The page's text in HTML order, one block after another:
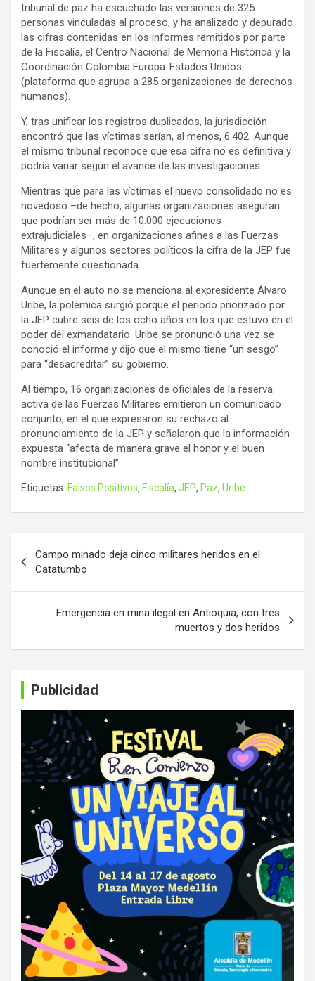
tribunal de paz ha escuchado las versiones de 325
personas vinculadas al proceso, y ha analizado y depurado
las cifras contenidas en los informes remitidos por parte
de la Fiscalía, el Centro Nacional de Memoria Histórica y la
Coordinación Colombia Europa-Estados Unidos
(plataforma que agrupa a 285 organizaciones de derechos
humanos).
Y, tras unificar los registros duplicados, la jurisdicción
encontró que las víctimas serían, al menos, 6.402. Aunque
el mismo tribunal reconoce que esa cifra no es definitiva y
podría variar según el avance de las investigaciones.
Mientras que para las víctimas el nuevo consolidado no es
novedoso –de hecho, algunas organizaciones aseguran
que podrían ser más de 10.000 ejecuciones
extrajudiciales–, en organizaciones afines a las Fuerzas
Militares y algunos sectores políticos la cifra de la JEP fue
fuertemente cuestionada.
Aunque en el auto no se menciona al expresidente Álvaro
Uribe, la polémica surgió porque el periodo priorizado por
la JEP cubre seis de los ocho años en los que estuvo en el
poder del exmandatario. Uribe se pronunció una vez se
conoció el informe y dijo que el mismo tiene “un sesgo”
para “desacreditar” su gobierno.
Al tiempo, 16 organizaciones de oficiales de la reserva
activa de las Fuerzas Militares emitieron un comunicado
conjunto, en el que expresaron su rechazo al
pronunciamiento de la JEP y señalaron que la información
expuesta “afecta de manera grave el honor y el buen
nombre institucional”.
Etiquetas: Falsos Positivos, Fiscalía, JEP, Paz, Uribe
de
entradas
Campo minado deja cinco militares heridos en el
Catatumbo
Emergencia en mina ilegal en Antioquia, con tres
muertos y dos heridos
Publicidad